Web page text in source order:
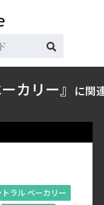
カリー』 に関
ラル ベーカリー